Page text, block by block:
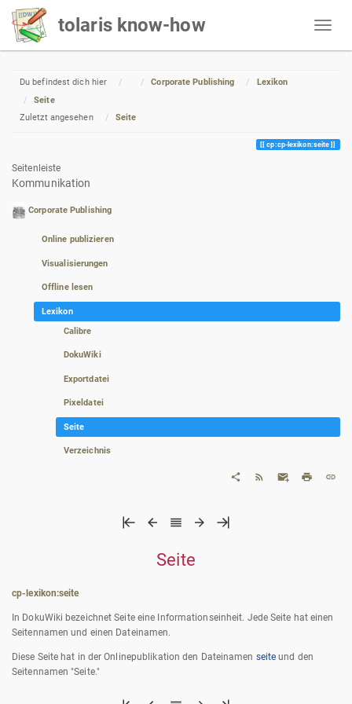
tolaris know-how
Du befindest dich hier HomeCorporate Publishing
Lexikon
Seite
Zuletzt angesehen
Seite
cp:cp-lexikon:seite
Seitenleiste
Kommunikation
Corporate Publishing
Online publizieren
Visualisierungen
Offline lesen
Lexikon
Calibre
DokuWiki
Exportdatei
Pixeldatei
Seite
Verzeichnis
Seite
cp-lexikon:seite
In DokuWiki bezeichnet Seite eine Informationseinheit. Jede Seite hat einen
Seitennamen und einen Dateinamen.
Diese Seite hat in der Onlinepublikation den Dateinamen seite und den
Seitennamen "Seite."